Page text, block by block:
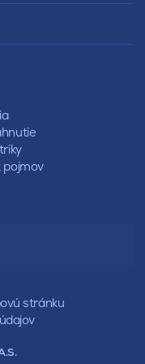
pojmov
stránku